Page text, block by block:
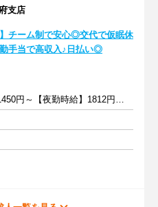
支店
】チーム制で安心◎交代で仮眠休
手当で高収入♪日払い◎
【通常時給】1450円～【夜勤時給】1812円～ ＋交通費